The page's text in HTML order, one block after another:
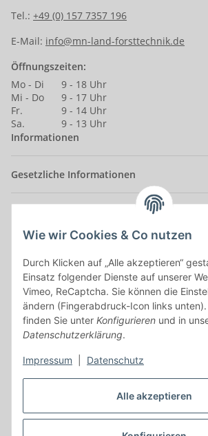
Alle akzeptieren
Wie wir Cookies & Co nutzen
Durch Klicken auf „Alle akzeptieren“
Einsatz folgender Dienste auf unserer
Vimeo, ReCaptcha. Sie können die
ändern (Fingerabdruck-Icon links
finden Sie unter Konfigurieren und in
Datenschutzerklärung.
Impressum Datenschutz
Tel.: +49 (0) 157 7357 196
E-Mail: info@mn-land-forsttechnik.de
Öffnungszeiten:
Mo - Di
9 - 18 Uhr
Mi - Do
9 - 17 Uhr
Fr.
9 - 14 Uhr
Sa.
9 - 13 Uhr
Informationen
Gesetzliche Informationen
Alle mit*markierten Felder sind
E-Mail-Adresse
Passwort
Passwort vergessen
Neu hier?